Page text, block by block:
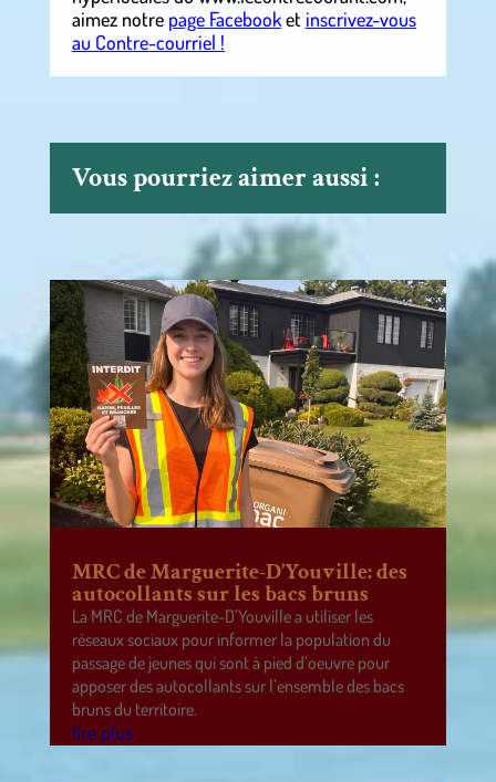
aimez notre page Facebooket inscrivez-vous
au Contre-courriel !
Vous pourriez aimer aussi :
MRC de Marguerite-D’Youville: des
autocollants sur les bacs bruns
La MRC de Marguerite-D’Youville a utiliser les
réseaux sociaux pour informer la population du
passage de jeunes qui sont à pied d’oeuvre pour
apposer des autocollants sur l’ensemble des bacs
bruns du territoire.
lire plus